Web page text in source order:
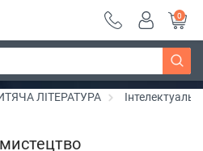
~ 250 грн ~
Дізнатись більше
0
ЛІТЕРАТУРА